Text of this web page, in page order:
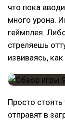
что пока
много урона.
геймплея.
стреляешь
извиваясь,
Просто стоять
отправят в